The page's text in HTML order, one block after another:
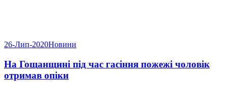
26-Лип-2020Новини
На Гощанщині під час гасіння пожежі чоловік
отримав опіки